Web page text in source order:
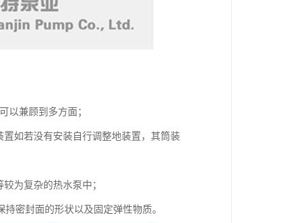
以兼顾到多方面；
如若没有安装自行调整地装置，其筒装
为复杂的热水泵中；
密封面的形状以及固定弹性物质。